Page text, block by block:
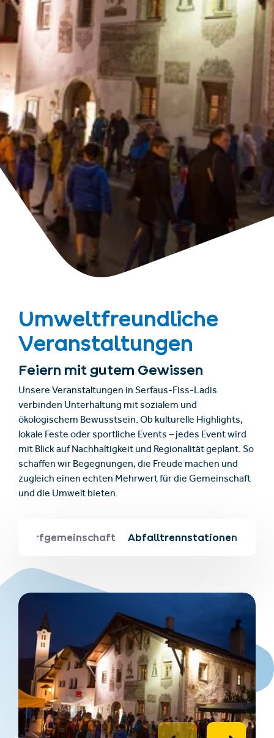
Unser Ziel
Mobilität
Deutsch
+43/5476/6239
info@serfaus-fiss-ladis.at
Umweltfreundliche
Veranstaltungen
Feiern mit gutem Gewissen
Unsere Veranstaltungen in Serfaus-Fiss-Ladis
verbinden Unterhaltung mit sozialem und
ökologischem Bewusstsein. Ob kulturelle Highlights,
lokale Feste oder sportliche Events – jedes Event wird
mit Blick auf Nachhaltigkeit und Regionalität geplant. So
schaffen wir Begegnungen, die Freude machen und
zugleich einen echten Mehrwert für die Gemeinschaft
und die Umwelt bieten.
der Dorfgemeinschaft Abfalltrennstationen